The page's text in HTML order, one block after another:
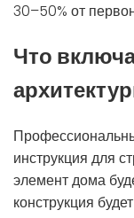
30–50% от
Что
инструкция для
элемент дома
конструкция